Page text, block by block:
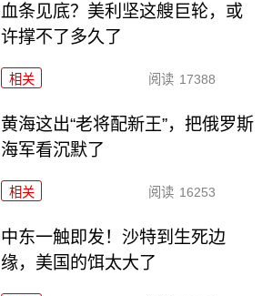
血条见底？美利坚这艘巨轮，或
许撑不了多久了
相关 阅读 17388
黄海这出“老将配新王”，把俄罗斯
海军看沉默了
相关 阅读 16253
中东一触即发！沙特到生死边
缘，美国的饵太大了